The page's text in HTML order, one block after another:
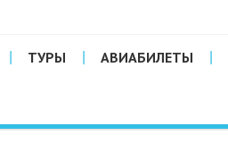
ТУРЫ АВИАБИЛЕТЫ